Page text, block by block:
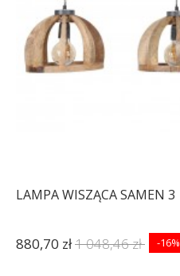
LAMPA WISZĄCA SAMEN 3
880,70 zł1 048,46 zł -16%